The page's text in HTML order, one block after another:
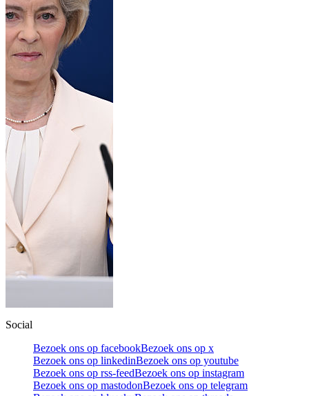
Social
Bezoek ons op facebookBezoek ons op x
Bezoek ons op linkedinBezoek ons op youtube
Bezoek ons op rss-feedBezoek ons op instagram
Bezoek ons op mastodonBezoek ons op telegram